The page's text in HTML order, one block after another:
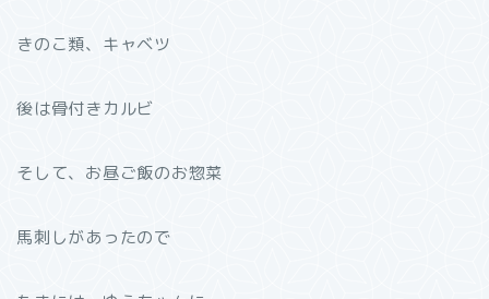
きのこ類、キャベツ
後は骨付きカルビ
そして、お昼ご飯のお惣菜
馬刺しがあったので